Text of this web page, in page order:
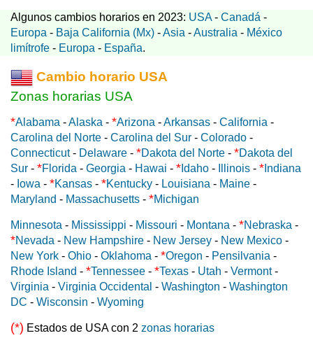
Algunos cambios horarios en 2023: USA- Canadá -
Europa - Baja California (Mx) -Asia -Australia - México
limítrofe - Europa - España.
Cambio horario USA
Zonas horarias USA
*Alabama -Alaska - *Arizona -Arkansas - California -
Carolina del Norte - Carolina del Sur - Colorado -
Connecticut- Delaware - *Dakota del Norte - *Dakota del
Sur - *Florida - Georgia - Hawai - * Idaho - Illinois - * Indiana
- Iowa - *Kansas - *Kentucky - Louisiana - Maine -
Maryland - Massachusetts - *Michigan
Minnesota - Mississippi - Missouri - Montana - *Nebraska -
*Nevada - New Hampshire - New Jersey - New Mexico -
New York - Ohio - Oklahoma - *Oregon - Pensilvania -
Rhode Island - *Tennessee - *Texas - Utah - Vermont-
Virginia - Virginia Occidental - Washington - Washington
DC - Wisconsin - Wyoming
(*) Estados de USA con 2 zonas horarias